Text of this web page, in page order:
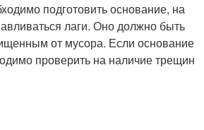
подготовить основание, на
лаги. Оно должно быть
от мусора. Если основание
проверить на наличие трещин